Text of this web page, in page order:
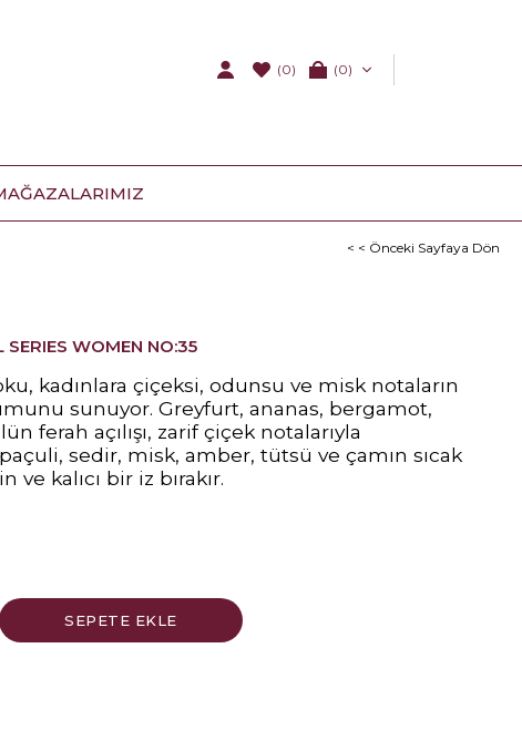
(0) 0
< < Önceki Sayfaya Dön
SERIES WOMEN NO:35
kadınlara çiçeksi, odunsu ve misk notaların
sunuyor. Greyfurt, ananas, bergamot,
ferah açılışı, zarif çiçek notalarıyla
sedir, misk, amber, tütsü ve çamın sıcak
kalıcı bir iz bırakır.